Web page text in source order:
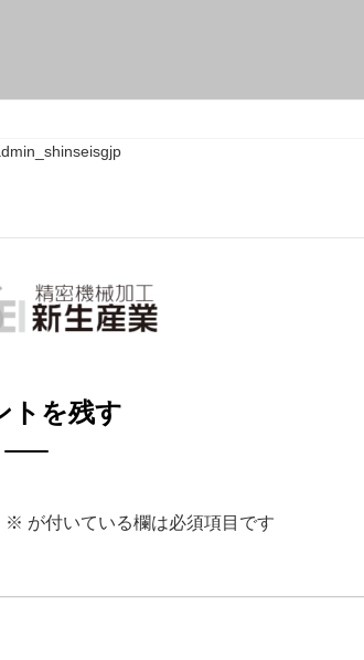
トを残す
※ が付いている欄は必須項目です